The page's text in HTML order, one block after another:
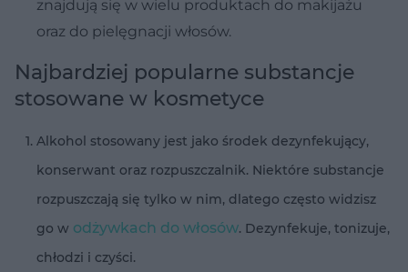
znajdują się w wielu produktach do makijażu
oraz do pielęgnacji włosów.
Najbardziej popularne substancje
stosowane w kosmetyce
Alkohol stosowany jest jako środek dezynfekujący,
konserwant oraz rozpuszczalnik. Niektóre substancje
rozpuszczają się tylko w nim, dlatego często widzisz
go w odżywkach do włosów. Dezynfekuje, tonizuje,
chłodzi i czyści.